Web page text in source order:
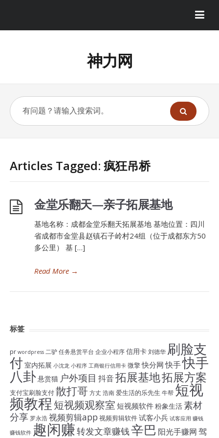
神力网
Articles Tagged: 疯狂吊桥
金堂乐翻天—亲子拓展基地
基地名称：成都金堂乐翻天拓展基地 基地位置：四川
省成都市金堂县赵镇石子岭村24组（位于成都东方50
多公里） 基 […]
Read More →
标签
pr wordpress 二驴任务悬赏平台 企业小程序信用卡刘德华 刷脸支
付 室内拓展 小沈龙 小程序 工商银行信用卡 微擎快分网 快手快手
八卦悬赏猫 户外项目 抖音拓展基地拓展方案
支付宝刷脸支付散打哥 方丈 浩南爱生活的乐先生 牛帮 短视
频教程 短视频观察室 短视频软件粉象生活素材
分享 罗永浩视频剪辑app 视频剪辑软件试客小兵 试客应用 赚钱
赚钱软件 趣闲赚转发文章赚钱辛巴 阳光手赚网驾